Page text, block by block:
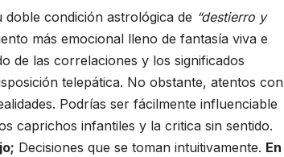
condición astrológica de “destierro y
más emocional lleno de fantasía viva e
de las correlaciones y los significados
telepática. No obstante, atentos con
Podrías ser fácilmente influenciable
caprichos infantiles y la critica sin sentido.
Decisiones que se toman intuitivamente. En